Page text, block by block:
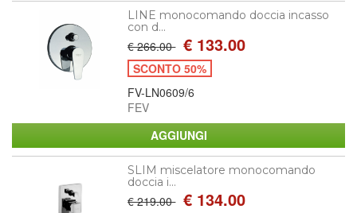
LINE monocomando doccia incasso
con d...
€ 266.00 € 133.00
SCONTO 50%
FV-LN0609/6
FEV
SLIM miscelatore monocomando
doccia i...
€ 219.00 € 134.00